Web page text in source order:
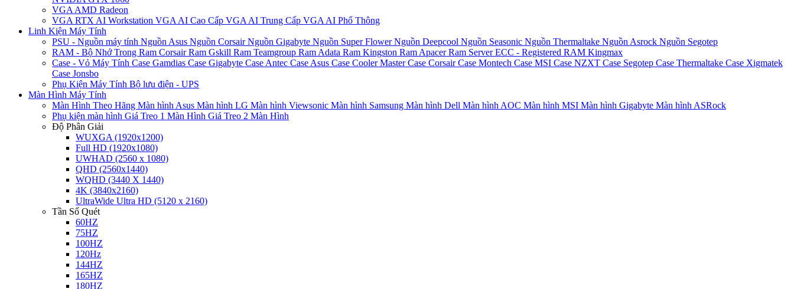
VGA AMD Radeon
VGA RTX AI Workstation VGA AI Cao Cấp VGA AI Trung Cấp VGA AI Phổ Thông
Linh Kiện Máy Tính
PSU - Nguồn máy tính Nguồn Asus Nguồn CorsairNguồn Gigabyte Nguồn Super FlowerNguồn Deepcool Nguồn Seasonic Nguồn Thermaltake Nguồn Asrock Nguồn Segotep
RAM - Bộ Nhớ Trong Ram CorsairRam Gskill Ram Teamgroup Ram Adata Ram Kingston Ram ApacerRam Server ECC - Registered RAM Kingmax
Case - Vỏ Máy Tính Case Gamdias Case Gigabyte Case Antec Case Asus Case Cooler MasterCase CorsairCase Montech Case MSI Case NZXT Case Segotep Case Thermaltake Case Xigmatek
Case Jonsbo
Phụ Kiện Máy Tính Bộ lưu điện - UPS
Màn Hình Máy Tính
Màn Hình Theo Hãng Màn hình Asus Màn hình LG Màn hình Viewsonic Màn hình Samsung Màn hình Dell Màn hình AOC Màn hình MSI Màn hình Gigabyte Màn hình ASRock
Phụ kiện màn hình Giá Treo 1 Màn Hình Giá Treo 2 Màn Hình
Độ Phân Giải
WUXGA (1920x1200)
Full HD (1920x1080)
UWHAD (2560 x 1080)
QHD (2560x1440)
WQHD (3440 X 1440)
4K (3840x2160)
UltraWide Ultra HD (5120 x 2160)
Tần Số Quét
60HZ
75HZ
100HZ
120Hz
144HZ
165HZ
180HZ